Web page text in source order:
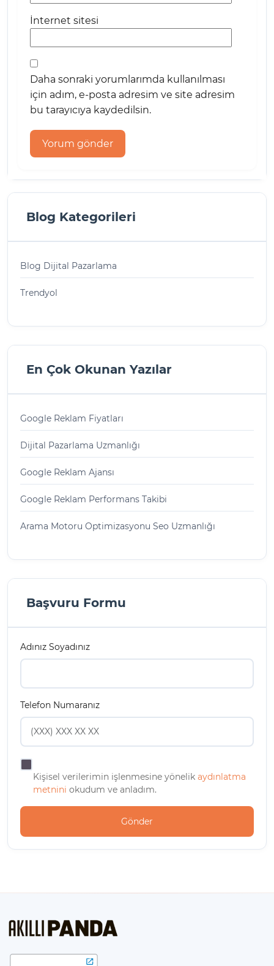
İnternet sitesi
Daha sonraki yorumlarımda kullanılması
için adım, e-posta adresim ve site adresim
bu tarayıcıya kaydedilsin.
Blog Kategorileri
Blog Dijital Pazarlama
Trendyol
En Çok Okunan Yazılar
Google Reklam Fiyatları
Dijital Pazarlama Uzmanlığı
Google Reklam Ajansı
Google Reklam Performans Takibi
Arama Motoru Optimizasyonu Seo Uzmanlığı
Başvuru Formu
Adınız Soyadınız
Telefon Numaranız
Kişisel verilerimin işlenmesine yönelik aydınlatma
metnini okudum ve anladım.
Gönder